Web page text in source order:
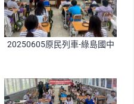
20250605原民列車-綠島國中